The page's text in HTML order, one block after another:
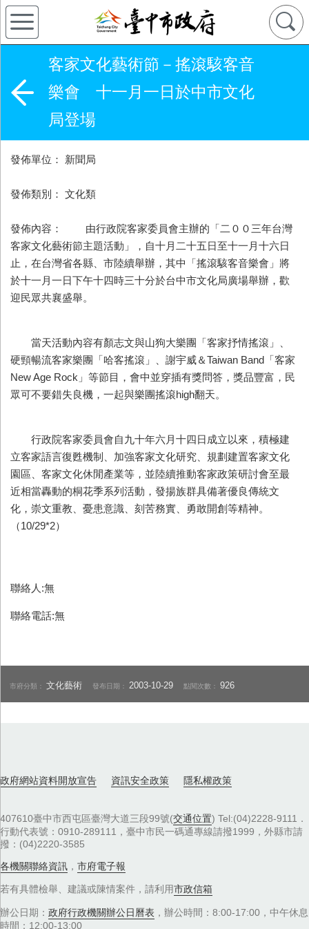
客家文化藝術節－搖滾駭客音
樂會 十一月一日於中市文化
局登場
發佈單位： 新聞局
發佈類別： 文化類
發佈內容： 由行政院客家委員會主辦的「二００三年台灣
客家文化藝術節主題活動」，自十月二十五日至十一月十六日
止，在台灣省各縣、市陸續舉辦，其中「搖滾駭客音樂會」將
於十一月一日下午十四時三十分於台中市文化局廣場舉辦，歡
迎民眾共襄盛舉。
當天活動內容有顏志文與山狗大樂團「客家抒情搖滾」、
硬頸暢流客家樂團「哈客搖滾」、謝宇威＆Taiwan Band「客家
New Age Rock」等節目，會中並穿插有獎問答，獎品豐富，民
眾可不要錯失良機，一起與樂團搖滾high翻天。
行政院客家委員會自九十年六月十四日成立以來，積極建
立客家語言復甦機制、加強客家文化研究、規劃建置客家文化
園區、客家文化休閒產業等，並陸續推動客家政策研討會至最
近相當轟動的桐花季系列活動，發揚族群具備著優良傳統文
化，崇文重教、憂患意識、刻苦務實、勇敢開創等精神。
（10/29*2）
聯絡人:無
聯絡電話:無
市府分類：文化藝術 發布日期： 2003-10-29 點閱次數：926
政府網站資料開放宣告 資訊安全政策 隱私權政策
407610臺中市西屯區臺灣大道三段99號(交通位置) Tel:(04)2228-9111．
行動代表號：0910-289111，臺中市民一碼通專線請撥1999，外縣市請
撥：(04)2220-3585
各機關聯絡資訊 ， 市府電子報
若有具體檢舉、建議或陳情案件，請利用市政信箱
辦公日期： 政府行政機關辦公日曆表 ，辦公時間：8:00-17:00，中午休息
時間：12:00-13:00